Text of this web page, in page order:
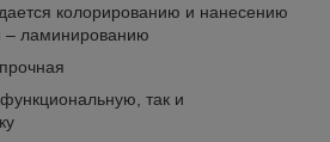
колорированию и нанесению
– ламинированию
так и